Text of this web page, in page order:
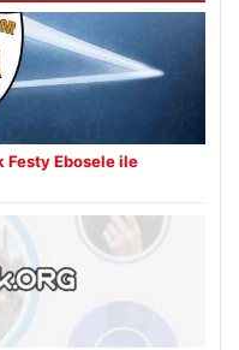
Festy Ebosele ile